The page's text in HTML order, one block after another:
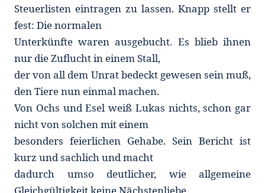
Steuerlisten eintragen zu lassen. Knapp stellt er
fest: Die normalen
Unterkünfte waren ausgebucht. Es blieb ihnen
nur die Zuflucht in einem Stall,
der von all dem Unrat bedeckt gewesen sein muß,
den Tiere nun einmal machen.
Von Ochs und Esel weiß Lukas nichts, schon gar
nicht von solchen mit einem
besonders feierlichen Gehabe. Sein Bericht ist
kurz und sachlich und macht
dadurch umso deutlicher, wie allgemeine